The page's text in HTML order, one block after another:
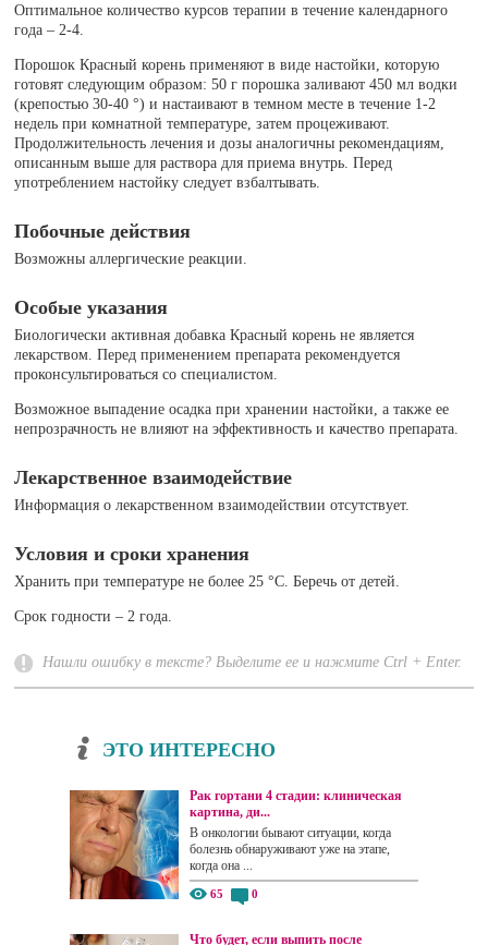
Оптимальное количество курсов терапии в течение календарного
года – 2-4.
Порошок Красный корень применяют в виде настойки, которую
готовят следующим образом: 50 г порошка заливают 450 мл водки
(крепостью 30-40 °) и настаивают в темном месте в течение 1-2
недель при комнатной температуре, затем процеживают.
Продолжительность лечения и дозы аналогичны рекомендациям,
описанным выше для раствора для приема внутрь. Перед
употреблением настойку следует взбалтывать.
Побочные действия
Возможны аллергические реакции.
Особые указания
Биологически активная добавка Красный корень не является
лекарством. Перед применением препарата рекомендуется
проконсультироваться со специалистом.
Возможное выпадение осадка при хранении настойки, а также ее
непрозрачность не влияют на эффективность и качество препарата.
Лекарственное взаимодействие
Информация о лекарственном взаимодействии отсутствует.
Условия и сроки хранения
Хранить при температуре не более 25 °C. Беречь от детей.
Срок годности – 2 года.
Нашли ошибку в тексте? Выделите ее и нажмите Ctrl + Enter.
ЭТО ИНТЕРЕСНО
Рак гортани 4 стадии: клиническая
картина, ди...
В онкологии бывают ситуации, когда
болезнь обнаруживают уже на этапе,
когда она ...
65 0
Что будет, если выпить после